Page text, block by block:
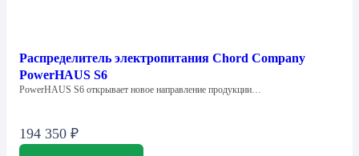
Распределитель электропитания Chord Company
PowerHAUS S6
PowerHAUS S6 открывает новое направление продукции…
194 350 ₽